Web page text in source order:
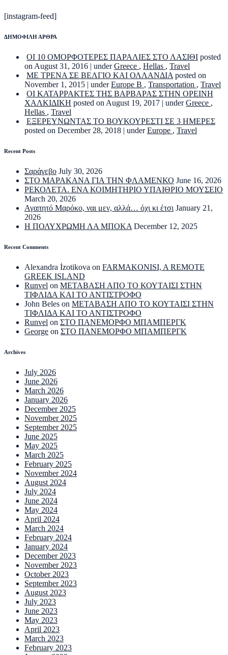
[instagram-feed]
ΔΗΜΟΦΙΛΗ ΑΡΘΡΑ
ΟΙ 10 ΟΜΟΡΦΟΤΕΡΕΣ ΠΑΡΑΛΙΕΣ ΣΤΟ ΛΑΣΙΘΙ posted
on August 31, 2016 | underGreece , Hellas , Travel
ΜΕ ΤΡΕΝΑ ΣΕ ΒΕΛΓΙΟ ΚΑΙ ΟΛΛΑΝΔΙΑ posted on
November 1, 2015 | underEurope B , Transportation , Travel
ΟΙ ΚΑΤΑΡΡΑΚΤΕΣ ΤΗΣ ΒΑΡΒΑΡΑΣ ΣΤΗΝ ΟΡΕΙΝΗ
ΧΑΛΚΙΔΙΚΗ posted on August 19, 2017 | underGreece ,
Hellas , Travel
ΕΞΕΡΕΥΝΩΝΤΑΣ ΤΟ ΒΟΥΚΟΥΡΕΣΤΙ ΣΕ 3 ΗΜΕΡΕΣ
posted on December 28, 2018 | underEurope , Travel
Recent Posts
Σαράγεβο July 30, 2026
ΣΤΟ ΜΑΡΑΚΑΝΑ ΓΙΑ ΤΗΝ ΦΛΑΜΕΝΚΟ June 16, 2026
ΡΕΚΟΛΕΤΑ. ΕΝΑ ΚΟΙΜΗΤΗΡΙΟ ΥΠΑΙΘΡΙΟ ΜΟΥΣΕΙΟ
March 20, 2026
Αγαπητό Μαρόκο, ναι μεν, αλλά… όχι κι έτσι January 21,
2026
Η ΠΟΛΥΧΡΩΜΗ ΛΑ ΜΠΟΚΑ December 12, 2025
Recent Comments
Alexandra İzotikova on FARMAKONISI, A REMOTE
GREEK ISLAND
Runvel on ΜΕΤΑΒΑΣΗ ΑΠΟ ΤΟ ΚΟΥΤΑΙΣΙ ΣΤΗΝ
ΤΙΦΛΙΔΑ ΚΑΙ ΤΟ ΑΝΤΙΣΤΡΟΦΟ
John Beles on ΜΕΤΑΒΑΣΗ ΑΠΟ ΤΟ ΚΟΥΤΑΙΣΙ ΣΤΗΝ
ΤΙΦΛΙΔΑ ΚΑΙ ΤΟ ΑΝΤΙΣΤΡΟΦΟ
Runvel on ΣΤΟ ΠΑΝΕΜΟΡΦΟ ΜΠΑΜΠΕΡΓΚ
George on ΣΤΟ ΠΑΝΕΜΟΡΦΟ ΜΠΑΜΠΕΡΓΚ
Archives
July 2026
June 2026
March 2026
January 2026
December 2025
November 2025
September 2025
June 2025
May 2025
March 2025
February 2025
November 2024
August 2024
July 2024
June 2024
May 2024
April 2024
March 2024
February 2024
January 2024
December 2023
November 2023
October 2023
September 2023
August 2023
July 2023
June 2023
May 2023
April 2023
March 2023
February 2023